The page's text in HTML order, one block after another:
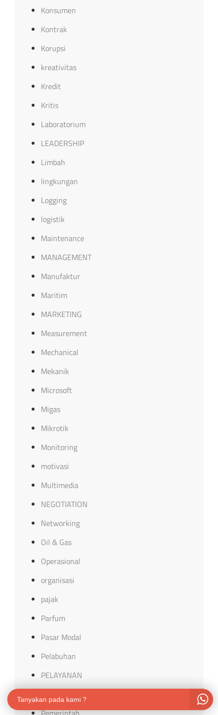
Konsumen
Kontrak
Korupsi
kreativitas
Kredit
Kritis
Laboratorium
LEADERSHIP
Limbah
lingkungan
Logging
logistik
Maintenance
MANAGEMENT
Manufaktur
Maritim
MARKETING
Measurement
Mechanical
Mekanik
Microsoft
Migas
Mikrotik
Monitoring
motivasi
Multimedia
NEGOTIATION
Networking
Oil & Gas
Operasional
organisasi
pajak
Parfum
Pasar Modal
Pelabuhan
PELAYANAN
Pemasaran
Tanyakan pada kami ?